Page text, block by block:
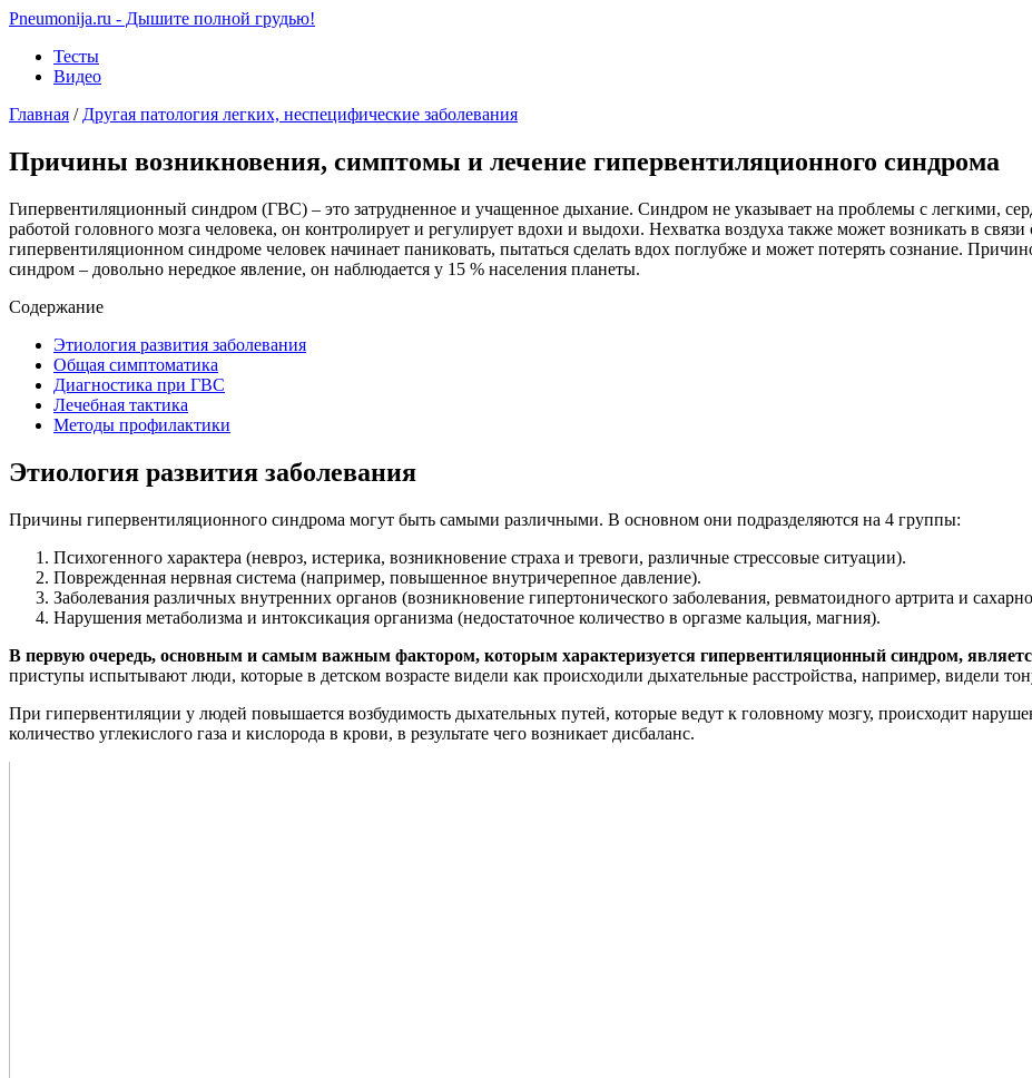
Pneumonija.ru - Дышите полной грудью!
Тесты
Видео
Главная / Другая патология легких, неспецифические заболевания
Причины возникновения, симптомы и лечение гипервентиляционного синдрома
Гипервентиляционный синдром (ГВС) – это затрудненное и учащенное дыхание. Синдром не указывает на проблемы с легкими,
работой головного мозга человека, он контролирует и регулирует вдохи и выдохи. Нехватка воздуха также может возникать в
гипервентиляционном синдроме человек начинает паниковать, пытаться сделать вдох поглубже и может потерять сознание.
синдром – довольно нередкое явление, он наблюдается у 15 % населения планеты.
Содержание
Этиология развития заболевания
Общая симптоматика
Диагностика при ГВС
Лечебная тактика
Методы профилактики
Этиология развития заболевания
Причины гипервентиляционного синдрома могут быть самыми различными. В основном они подразделяются на 4 группы:
Психогенного характера (невроз, истерика, возникновение страха и тревоги, различные стрессовые ситуации).
Поврежденная нервная система (например, повышенное внутричерепное давление).
Заболевания различных внутренних органов (возникновение гипертонического заболевания, ревматоидного артрита и
Нарушения метаболизма и интоксикация организма (недостаточное количество в оргазме кальция, магния).
В первую очередь, основным и самым важным фактором, которым характеризуется гипервентиляционный синдром,
приступы испытывают люди, которые в детском возрасте видели как происходили дыхательные расстройства, например, видели
При гипервентиляции у людей повышается возбудимость дыхательных путей, которые ведут к головному мозгу, происходит
количество углекислого газа и кислорода в крови, в результате чего возникает дисбаланс.